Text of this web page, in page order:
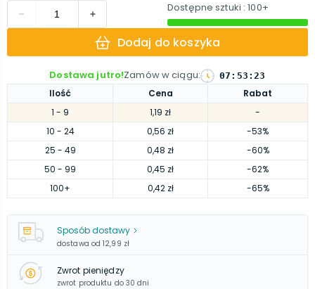
Ilość Cena
Rabat
1 - 9 1,19 zł
-
10 - 24 0,56 zł
-53%
25 - 49 0,48 zł
-60%
50 - 99 0,45 zł
-62%
100+ 0,42 zł -65%
Dostępne sztuki : 100+
Dodaj do koszyka
Dostawa jutro!Zamów w ciągu: 07 : 53 :22
Sposób dostawy
dostawa od 12,99 zł
Zwrot pieniędzy
zwrot produktu do 30 dni